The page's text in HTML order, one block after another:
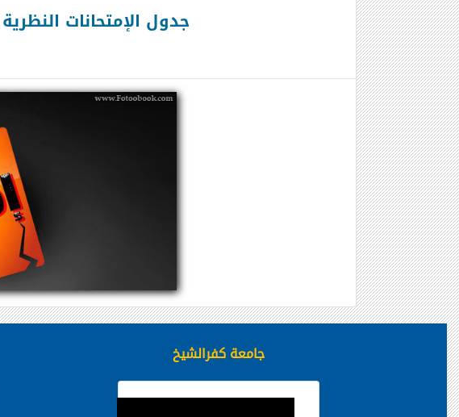
جدول الإمتحانات النظرية
جامعة كفرالشيخ